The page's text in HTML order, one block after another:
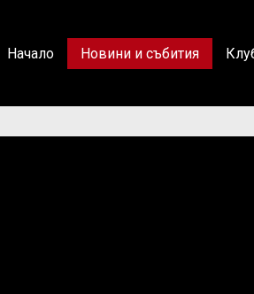
Начало Новини и събития